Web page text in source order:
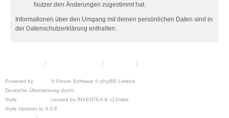
Nutzer den Änderungen zugestimmt hat.
Informationen über den Umgang mit deinen persönlichen Daten sind in
der Datenschutzerklärung enthalten.
Powered by
® Forum Software © phpBB Limited
Deutsche Übersetzung durch
Style
created by INVENTEA & v12mike
Style Updatet to 3.3.8